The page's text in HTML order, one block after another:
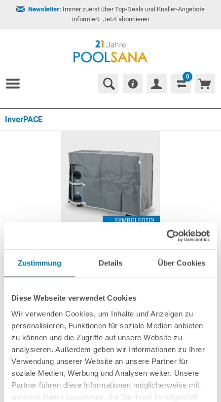
Zustimmung Details Über Cookies
Diese Webseite verwendet Cookies
Wir verwenden Cookies, um Inhalte und Anzeigen zu
personalisieren, Funktionen für soziale Medien anbieten
zu können und die Zugriffe auf unsere Website zu
analysieren. Außerdem geben wir Informationen zu Ihrer
Verwendung unserer Website an unsere Partner für
soziale Medien, Werbung und Analysen weiter. Unsere
Partner führen diese Informationen möglicherweise mit
weiteren Daten zusammen, die Sie ihnen bereitgestellt
Newsletter: Immer zuerst über Top-Deals und Knaller-Angebote
informiert. Jetzt abonnieren
0
InverPACE
Winterabdeckung für InverPACE 9
Artikel-Nr.: 290839
34,99 € *
(-30,01% vom UVP)
UVP:
Lieferung in ca. 1-3 Arbeitstagen
Ersatz-Winterplane mit Aussparungen für die Wasseranschlüsse, passend
für Poolheizung Schwimmbad-Wärmepumpe POOLSANA InverPACE 9